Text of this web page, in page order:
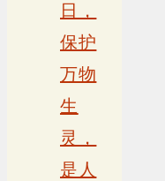
日，
保护
万物
生
灵，
是人